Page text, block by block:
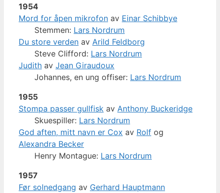
1954
Mord for åpen mikrofon av Einar Schibbye
Stemmen: Lars Nordrum
Du store verden av Arild Feldborg
Steve Clifford: Lars Nordrum
Judith av Jean Giraudoux
Johannes, en ung offiser: Lars Nordrum
1955
Stompa passer gullfisk av Anthony Buckeridge
Skuespiller: Lars Nordrum
God aften, mitt navn er Cox av Rolf og
Alexandra Becker
Henry Montague: Lars Nordrum
1957
Før solnedgang av Gerhard Hauptmann